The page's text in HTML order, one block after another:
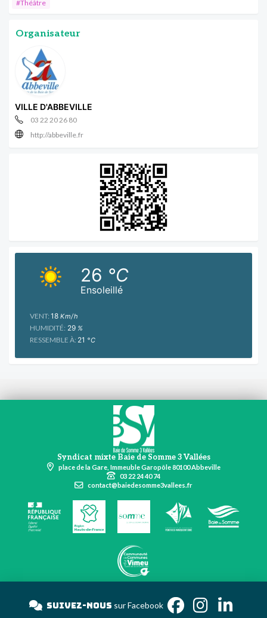
#Théâtre
Organisateur
VILLE D'ABBEVILLE
03 22 20 26 80
http://abbeville.fr
Ensoleillé
26 °C
VENT: 18 Km/h
HUMIDITÉ: 29 %
RESSEMBLE À: 21 °C
Syndicat mixte Baie de Somme 3 Vallées
place de la Gare, Immeuble Garopôle 80100 Abbeville
03 22 24 40 74
contact@baiedesomme3vallees.fr
Suivez-nous sur Facebook